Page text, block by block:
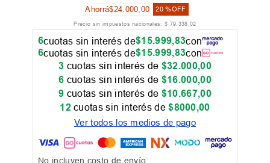
Ahorrá$24.000,00 20 %OFF
Precio sin impuestos nacionales: $ 79.338,02
6cuotas sin interés de$15.999,83con
6cuotas sin interés de$15.999,83con
3 cuotas sin interés de $32.000,00
6 cuotas sin interés de $16.000,00
9 cuotas sin interés de $10.667,00
12 cuotas sin interés de$8000,00
Ver todos los medios de pago
No incluyen costo de envío